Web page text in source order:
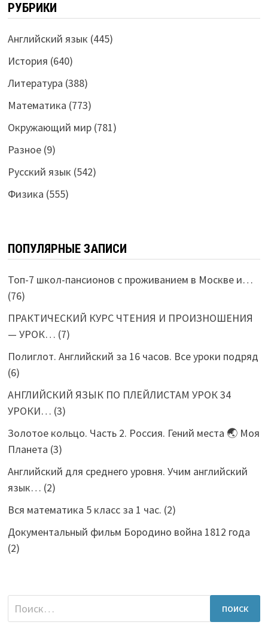
РУБРИКИ
Английский язык (445)
История (640)
Литература (388)
Математика (773)
Окружающий мир(781)
Разное(9)
Русский язык (542)
Физика (555)
ПОПУЛЯРНЫЕ ЗАПИСИ
Топ-7 школ-пансионов с проживанием в Москве и…
(76)
ПРАКТИЧЕСКИЙ КУРС ЧТЕНИЯ И ПРОИЗНОШЕНИЯ
— УРОК… (7)
Полиглот. Английский за 16 часов. Все уроки подряд
(6)
АНГЛИЙСКИЙ ЯЗЫК ПО ПЛЕЙЛИСТАМ УРОК 34
УРОКИ… (3)
Золотое кольцо. Часть 2. Россия. Гений места 🌏 Моя
Планета (3)
Английский для среднего уровня. Учим английский
язык… (2)
Вся математика 5 класс за 1 час. (2)
Документальный фильм Бородино война 1812 года
(2)
Найти: